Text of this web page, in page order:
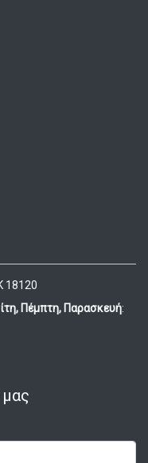
18120
Πέμπτη, Παρασκευή: